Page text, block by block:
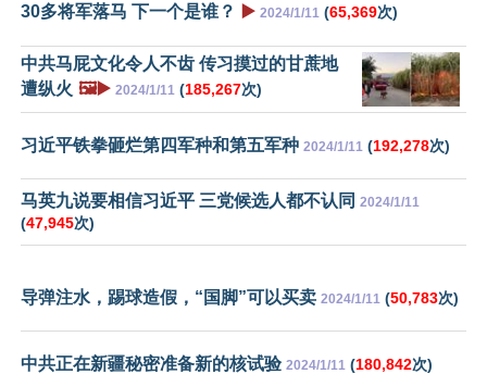
30多将军落马 下一个是谁？ ▶️ 2024/1/11 (65,369次)
中共马屁文化令人不齿 传习摸过的甘蔗地
遭纵火 🖼️▶️ 2024/1/11 (185,267次)
习近平铁拳砸烂第四军种和第五军种 2024/1/11 (192,278次)
马英九说要相信习近平 三党候选人都不认同 2024/1/11
(47,945次)
导弹注水，踢球造假，“国脚”可以买卖 2024/1/11 (50,783次)
中共正在新疆秘密准备新的核试验 2024/1/11 (180,842次)